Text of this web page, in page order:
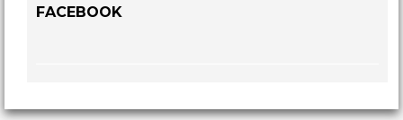
FACEBOOK